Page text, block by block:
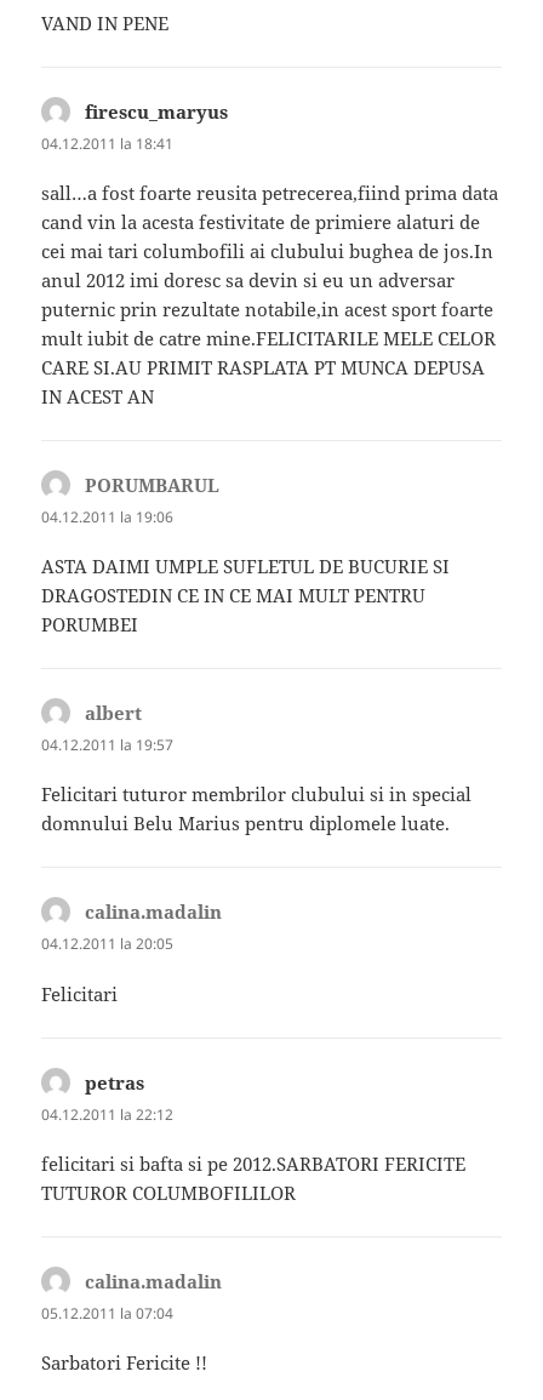
VAND IN PENE
firescu_maryus
04.12.2011 la 18:41
sall…a fost foarte reusita petrecerea,fiind prima data
cand vin la acesta festivitate de primiere alaturi de
cei mai tari columbofili ai clubului bughea de jos.In
anul 2012 imi doresc sa devin si eu un adversar
puternic prin rezultate notabile,in acest sport foarte
mult iubit de catre mine.FELICITARILE MELE CELOR
CARE SI.AU PRIMIT RASPLATA PT MUNCA DEPUSA
IN ACEST AN
PORUMBARUL
04.12.2011 la 19:06
ASTA DAIMI UMPLE SUFLETUL DE BUCURIE SI
DRAGOSTEDIN CE IN CE MAI MULT PENTRU
PORUMBEI
albert
04.12.2011 la 19:57
Felicitari tuturor membrilor clubului si in special
domnului Belu Marius pentru diplomele luate.
calina.madalin
04.12.2011 la 20:05
Felicitari
petras
04.12.2011 la 22:12
felicitari si bafta si pe 2012.SARBATORI FERICITE
TUTUROR COLUMBOFILILOR
calina.madalin
05.12.2011 la 07:04
Sarbatori Fericite !!